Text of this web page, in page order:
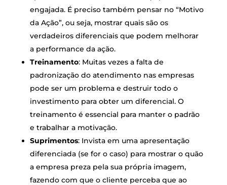
engajada. É preciso também pensar no “Motivo
da Ação”, ou seja, mostrar quais são os
verdadeiros diferenciais que podem melhorar
a performance da ação.
Treinamento: Muitas vezes a falta de
padronização do atendimento nas empresas
pode ser um problema e destruir todo o
investimento para obter um diferencial. O
treinamento é essencial para manter o padrão
e trabalhar a motivação.
Suprimentos: Invista em uma apresentação
diferenciada (se for o caso) para mostrar o quão
a empresa preza pela sua própria imagem,
fazendo com que o cliente perceba que ao